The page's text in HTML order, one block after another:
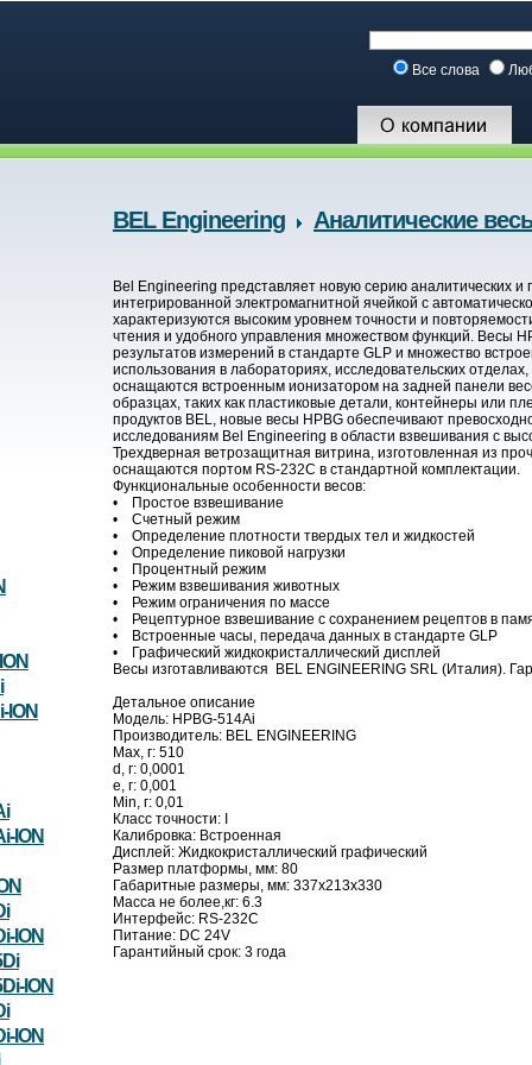
Все слова
ION
ION
ION
ION
ION
BEL Engineering Аналитические
Bel Engineering представляет новую серию аналитических
интегрированной электромагнитной ячейкой с
характеризуются высоким уровнем точности и
чтения и удобного управления множеством функций. Весы
результатов измерений в стандарте GLP и множество
использования в лабораториях, исследовательских
оснащаются встроенным ионизатором на задней панели
образцах, таких как пластиковые детали, контейнеры или
продуктов BEL, новые весы HPBG обеспечивают
исследованиям Bel Engineering в области взвешивания с
Трехдверная ветрозащитная витрина, изготовленная из
оснащаются портом RS-232C в стандартной комплектации.
Функциональные особенности весов:
• Простое взвешивание
• Счетный режим
• Определение плотности твердых тел и жидкостей
• Определение пиковой нагрузки
• Процентный режим
• Режим взвешивания животных
• Режим ограничения по массе
• Рецептурное взвешивание с сохранением рецептов в
• Встроенные часы, передача данных в стандарте GLP
• Графический жидкокристаллический дисплей
Весы изготавливаются BEL ENGINEERING SRL (Италия).
Детальное описание
Модель: HPBG-514Ai
Производитель: BEL ENGINEERING
Max, г: 510
d, г: 0,0001
e, г: 0,001
Min, г: 0,01
Класс точности: I
Калибровка: Встроенная
Дисплей: Жидкокристаллический графический
Размер платформы, мм: 80
Габаритные размеры, мм: 337x213x330
Масса не более,кг: 6.3
Интерфейс: RS-232C
Питание: DC 24V
Гарантийный срок: 3 года